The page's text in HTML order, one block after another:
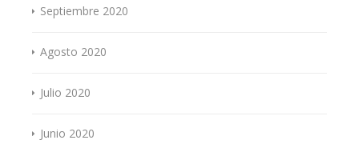
Septiembre 2020
Agosto 2020
Julio 2020
Junio 2020